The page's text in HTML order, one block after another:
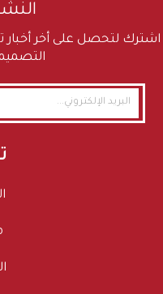
اشترك لتحصل على أخر